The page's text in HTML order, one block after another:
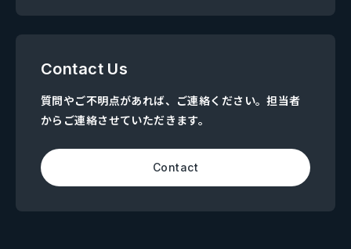
Contact Us
質問やご不明点があれば、ご連絡ください。担当者
からご連絡させていただきます。
Contact